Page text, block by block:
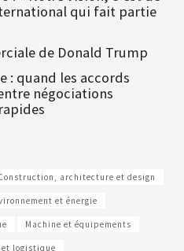
qui fait partie
de Donald Trump
: quand les accords
négociations
architecture et design
et énergie
Machine et équipements
logistique